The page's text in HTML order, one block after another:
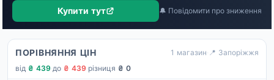
Купити тут 🔔 Повідомити про зниження
ПОРІВНЯННЯ ЦІН 1 магазин· 📍 Запоріжжя
від ₴ 439·до ₴ 439·різниця ₴ 0